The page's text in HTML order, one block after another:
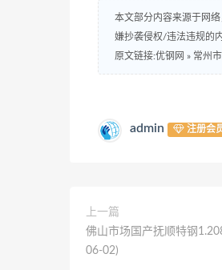
本文部分内容来源于网
嫌抄袭侵权/违法违规的
原文链接:优钢网 » 常州
admin 注册会
上一篇
佛山市场国产抚顺特钢
06-02)